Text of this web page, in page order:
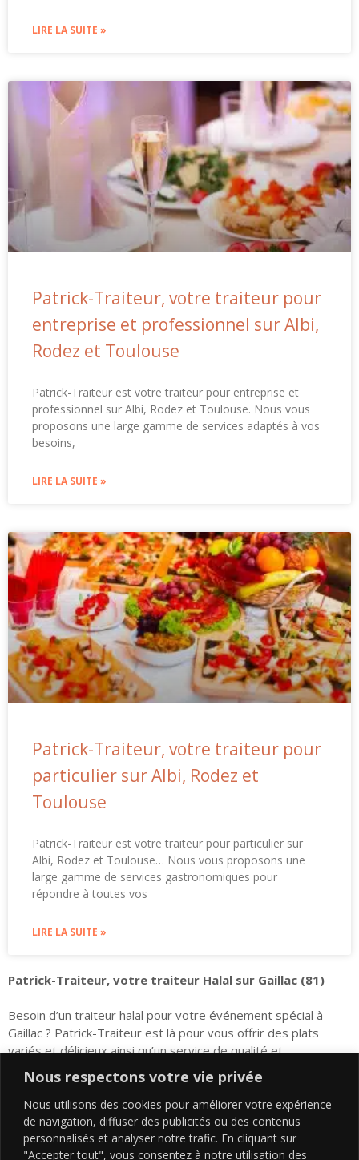
Nous respectons votre vie privée
Nous utilisons des cookies pour améliorer votre expérience
de navigation, diffuser des publicités ou des contenus
personnalisés et analyser notre trafic. En cliquant sur
"Accepter tout", vous consentez à notre utilisation des
LIRE LA SUITE »
Patrick-Traiteur, votre traiteur pour
entreprise et professionnel sur Albi,
Rodez et Toulouse
Patrick-Traiteur est votre traiteur pour entreprise et
professionnel sur Albi, Rodez et Toulouse. Nous vous
proposons une large gamme de services adaptés à vos
besoins,
LIRE LA SUITE »
Patrick-Traiteur, votre traiteur pour
particulier sur Albi, Rodez et
Toulouse
Patrick-Traiteur est votre traiteur pour particulier sur
Albi, Rodez et Toulouse… Nous vous proposons une
large gamme de services gastronomiques pour
répondre à toutes vos
LIRE LA SUITE »
Patrick-Traiteur, votre traiteur Halal sur Gaillac (81)
Besoin d’un traiteur halal pour votre événement spécial à
Gaillac ? Patrick-Traiteur est là pour vous offrir des plats
variés et délicieux ainsi qu’un service de qualité et
personnalisé. Découvrez comment nous pouvons apporter
des produits halals frais, des saveurs méditerranéennes et
nos années d’expérience en catering !
Votre traiteur au service de la qualité: